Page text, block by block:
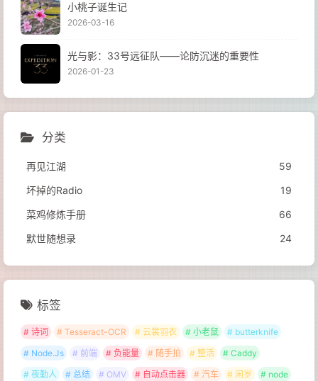
小桃子诞生记
2026-03-16
光与影：33号远征队——论防沉迷的重要性
2026-01-23
分类
再见江湖
59
坏掉的Radio
19
菜鸡修炼手册
66
默世随想录
24
标签
# 诗词 # Tesseract-OCR # 云裳羽衣 # 小老鼠
# butterknife
# Node.Js
# 前端 # 负能量 # 随手拍 # 整活
# Caddy
# 夜勤人
# 总结 # OMV # 自动点击器 # 汽车 # 闲岁
# node